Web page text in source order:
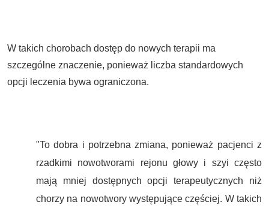
W takich chorobach dostęp do nowych terapii ma
szczególne znaczenie, ponieważ liczba standardowych
opcji leczenia bywa ograniczona.
"To dobra i potrzebna zmiana, ponieważ pacjenci z
rzadkimi nowotworami rejonu głowy i szyi często
mają mniej dostępnych opcji terapeutycznych niż
chorzy na nowotwory występujące częściej. W takich